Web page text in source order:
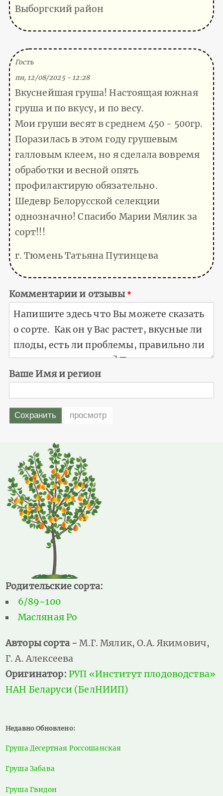
Выборгский район
Гость
пн, 12/08/2025 - 12:28
Вкуснейшая груша! Настоящая южная
груша и по вкусу, и по весу.
Мои груши весят в среднем 450 - 500гр.
Поразилась в этом году грушевым
галловым клеем, но я сделала вовремя
обработки и весной опять
профилактирую обязательно.
Шедевр Белорусской селекции
однозначно! Спасибо Марии Мялик за
сорт!!!
г. Тюмень Татьяна Путинцева
Комментарии и отзывы
Ваше Имя и регион
Родительские сорта:
6/89−100
Масляная Ро
Авторы сорта -М.Г. Мялик, О.А. Якимович,
Г. А. Алексеева
Оригинатор: РУП «Институт плодоводства»
НАН Беларуси (БелНИИП)
Недавно Обновлено:
Груша Десертная Россошанская
Груша Забава
Груша Гвидон